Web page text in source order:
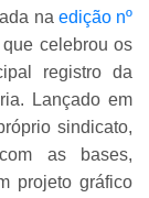
na edição nº
que celebrou os
registro da
Lançado em
sindicato,
as bases,
projeto gráfico